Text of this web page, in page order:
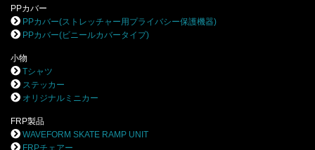
PPカバー
PPカバー(ストレッチャー用プライバシー保護機器)
PPカバー(ビニールカバータイプ)
小物
Tシャツ
ステッカー
オリジナルミニカー
FRP製品
WAVEFORM SKATE RAMP UNIT
FRPチェアー